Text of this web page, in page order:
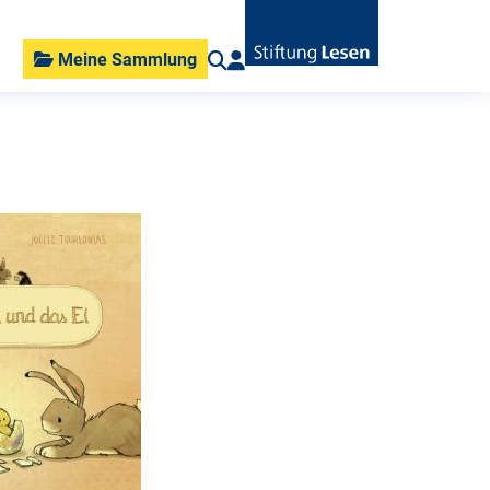
Meine Sammlung